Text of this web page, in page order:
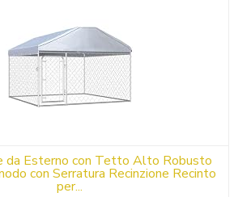
da Esterno con Tetto Alto Robusto
con Serratura Recinzione Recinto
per...